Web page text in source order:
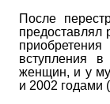
После
предоставлял
вступления
женщин, и у
и 2002 годами